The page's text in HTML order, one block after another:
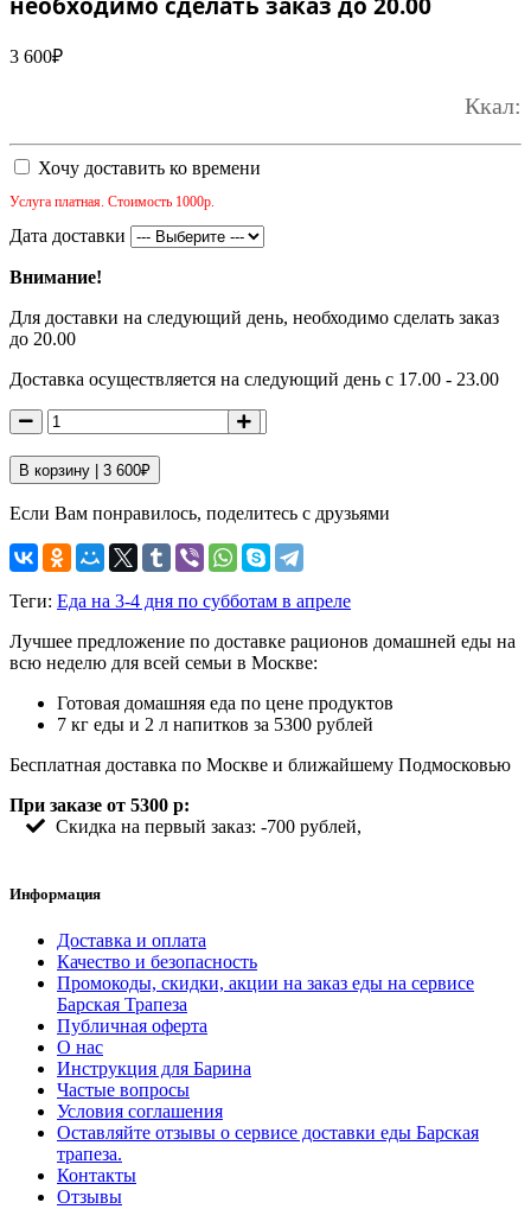
3 600₽
Ккал:
Хочу доставить ко времени
Услуга платная. Стоимость 1000р.
Дата доставки
Внимание!
Для доставки на следующий день, необходимо сделать заказ
до 20.00
Доставка осуществляется на следующий день с 17.00 - 23.00
В корзину | 3 600₽
Если Вам понравилось, поделитесь с друзьями
Теги: Еда на 3-4 дня по субботам в апреле
Лучшее предложение по доставке рационов домашней еды на
всю неделю для всей семьи в Москве:
Готовая домашняя еда по цене продуктов
7 кг еды и 2 л напитков за 5300 рублей
Бесплатная доставка по Москве и ближайшему Подмосковью
При заказе от 5300 р:
Скидка на первый заказ: -700 рублей,
Информация
Доставка и оплата
Качество и безопасность
Промокоды, скидки, акции на заказ еды на сервисе
Барская Трапеза
Публичная оферта
О нас
Инструкция для Барина
Частые вопросы
Условия соглашения
Оставляйте отзывы о сервисе доставки еды Барская
трапеза.
Контакты
Отзывы